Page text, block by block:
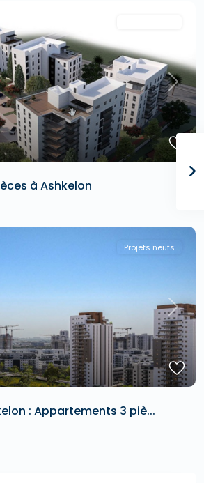
Next
à Ashkelon
Next
Projets neufs
: Appartements 3 piè...